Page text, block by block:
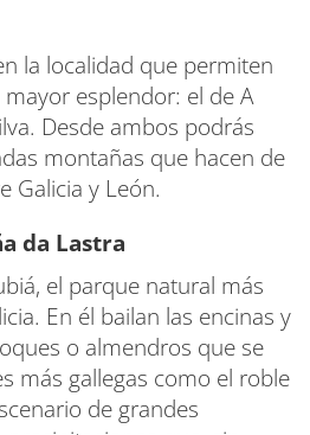
la localidad que permiten
esplendor: el de A
Desde ambos podrás
montañas que hacen de
Galicia y León.
da Lastra
el parque natural más
En él bailan las encinas y
o almendros que se
más gallegas como el roble
de grandes